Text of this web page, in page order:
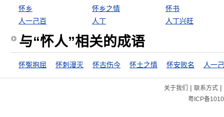
怀乡 怀乡之情
怀书
人一己百
人丁 人丁兴旺
与“怀人”相关的成语
怀冤抱屈 怀刺漫灭 怀古伤今 怀土之情 怀安败名 人一
关于我们 | 联系方式|
粤ICP备